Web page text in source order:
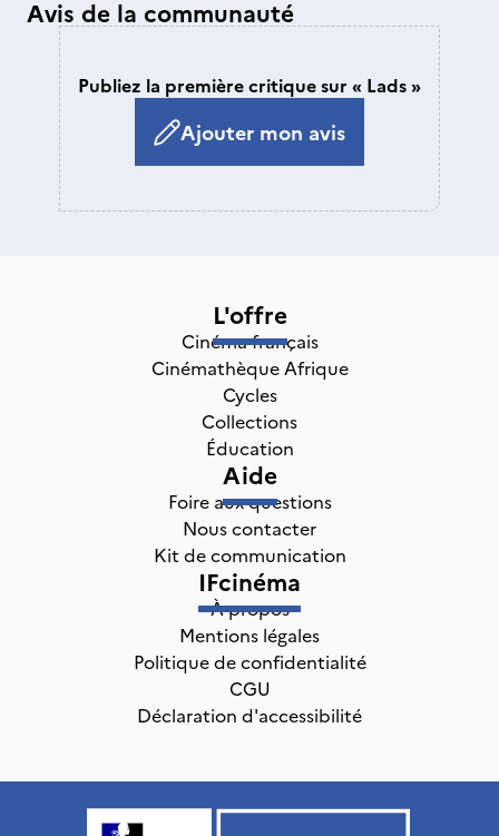
Avis de la communauté
Publiez la première critique sur « Lads »
Ajouter mon avis
L'offre
Cinéma français
Cinémathèque Afrique
Cycles
Collections
Éducation
Aide
Foire aux questions
Nous contacter
Kit de communication
IFcinéma
À propos
Mentions légales
Politique de confidentialité
CGU
Déclaration d'accessibilité